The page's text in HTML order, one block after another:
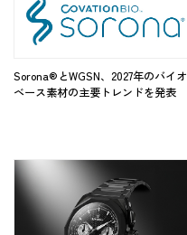
Sorona®とWGSN、2027年のバイオ
ベース素材の主要トレンドを発表